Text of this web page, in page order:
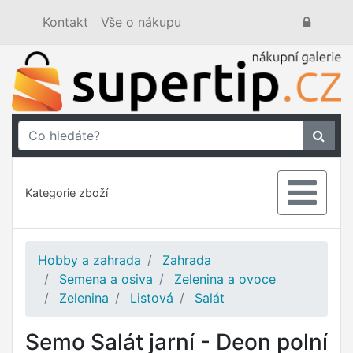
Kontakt Vše o nákupu
Kategorie zboží
Hobby a zahrada
Zahrada
Semena a osiva
Zelenina a ovoce
Zelenina
Listová Salát
Semo Salát jarní - Deon polní